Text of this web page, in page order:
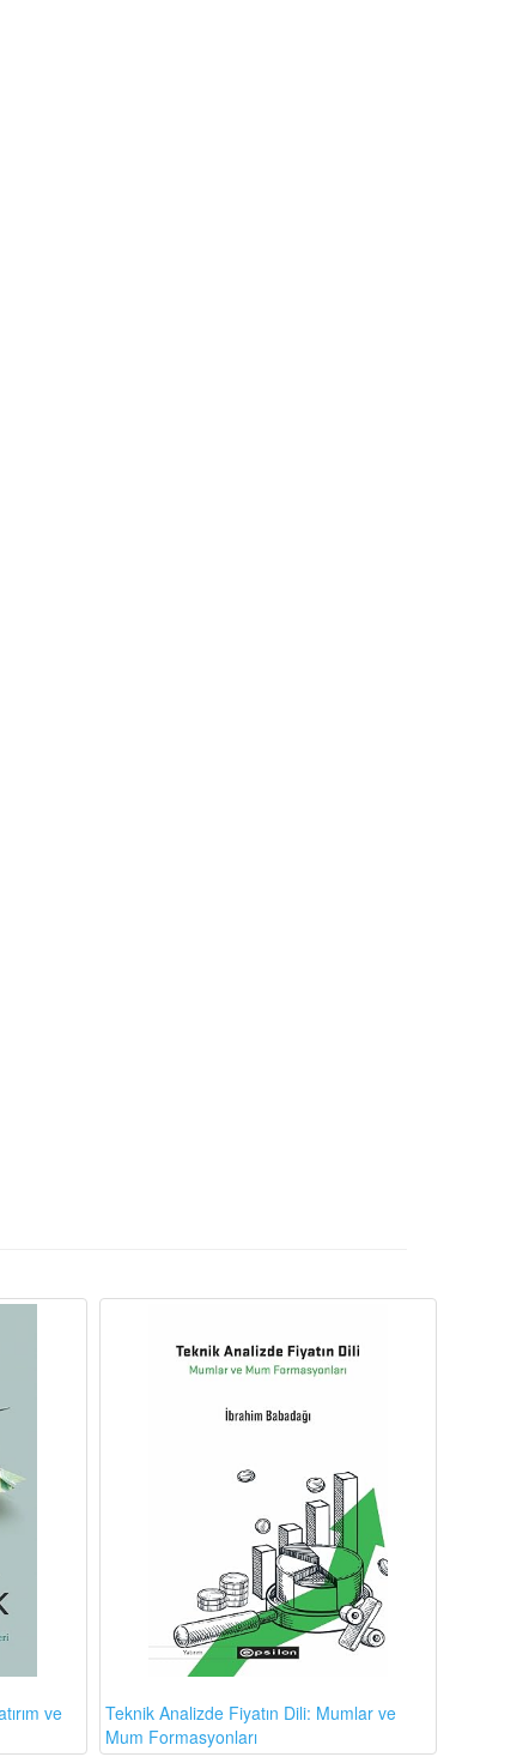
ve
Teknik Analizde Fiyatın Dili: Mumlar ve
Mum Formasyonları